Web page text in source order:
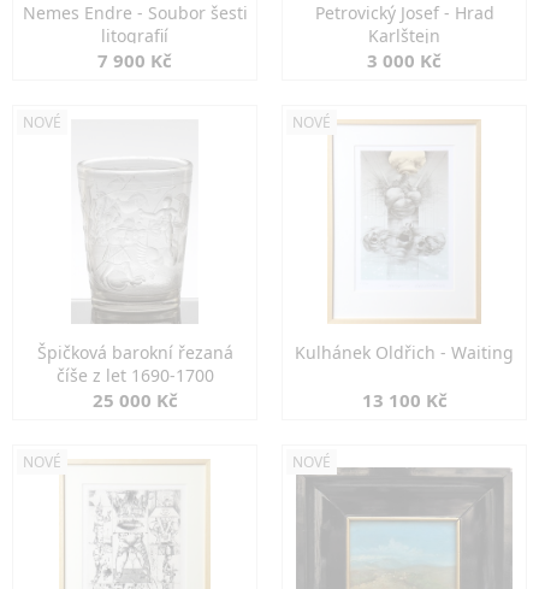
Nemes Endre - Soubor šesti
litografií
7 900 Kč
Petrovický Josef - Hrad
Karlštejn
3 000 Kč
NOVÉ
Špičková barokní řezaná
číše z let 1690-1700
25 000 Kč
NOVÉ
Kulhánek Oldřich - Waiting
13 100 Kč
NOVÉ NOVÉ